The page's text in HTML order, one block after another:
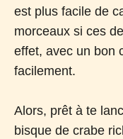
est plus facile de
morceaux si ces
effet, avec un bon
facilement.
Alors, prêt à te
bisque de crabe